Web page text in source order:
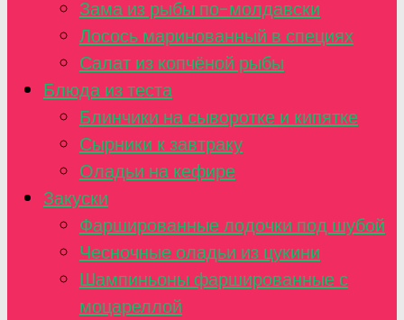
Зама из рыбы по-молдавски
Лосось маринованный в специях
Салат из копчёной рыбы
Блюда из теста
Блинчики на сыворотке и кипятке
Сырники к завтраку
Оладьи на кефире
Закуски
Фаршированные лодочки под шубой
Чесночные оладьи из цукини
Шампиньоны фаршированные с
моцареллой